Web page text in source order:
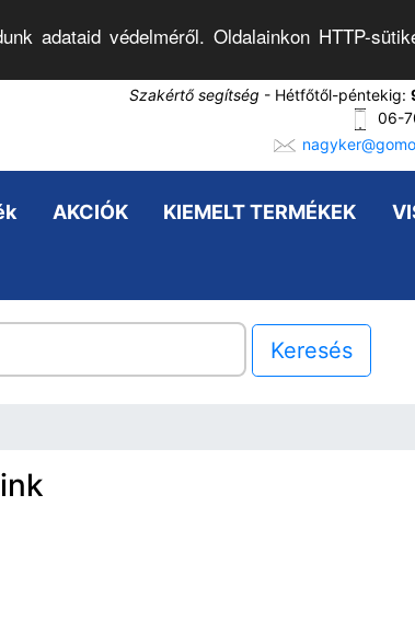
adataid védelméről. Oldalainkon HTTP-
Szakértő segítség - Hétfőtől-péntekig:
06-
AKCIÓK KIEMELT TERMÉKEK
Keresés